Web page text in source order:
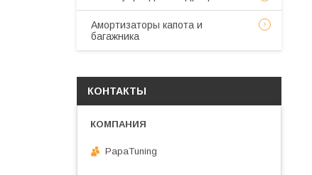
Амортизаторы капота и
багажника
КОНТАКТЫ
PapaTuning